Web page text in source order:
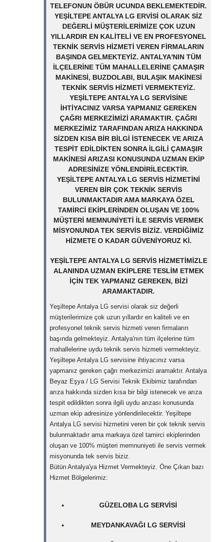
TELEFONUN ÖBÜR UCUNDA BEKLEMEKTEDIR.
YEŞILTEPE ANTALYA LG ERVISI OLARAK SIZ
DEĞERLI MÜŞTERILERIMIZE ÇOK UZUN
YILLARDIR EN KALITELI VE EN PROFESYONEL
TEKNIK SERVIS HIZMETI VEREN FIRMALARIN
BAŞINDA GELMEKTEYIZ. ANTALYA'NIN TÜM
ILÇELERINE TÜM MAHALLELERINE ÇAMAŞIR
MAKINESI, BUZDOLABI, BULAŞIK MAKINESI
TEKNIK SERVIS HIZMETI VERMEKTEYIZ.
YEŞILTEPE ANTALYA LG SERVISINE
IHTIYACINIZ VARSA YAPMANIZ GEREKEN
ÇAĞRI MERKEZIMIZI ARAMAKTIR. ÇAĞRI
MERKEZIMIZ TARAFINDAN ARIZA HAKKINDA
SIZDEN KISA BIR BILGI ISTENECEK VE ARIZA
TESPIT EDILDIKTEN SONRA ILGILI ÇAMAŞIR
MAKINESI ARIZASI KONUSUNDA UZMAN EKIP
ADRESINIZE YÖNLENDIRILECEKTIR.
YEŞILTEPE ANTALYA LG SERVIS HIZMETINI
VEREN BIR ÇOK TEKNIK SERVIS
BULUNMAKTADIR AMA MARKAYA ÖZEL
TAMIRCI EKIPLERINDEN OLUŞAN VE 100%
MÜŞTERI MEMNUNIYETI ILE SERVIS VERMEK
MISYONUNDA TEK SERVIS BIZIZ. VERDIĞIMIZ
HIZMETE O KADAR GÜVENIYORUZ KI.
YEŞILTEPE ANTALYA LG SERVIS HIZMETIMIZLE
ALANINDA UZMAN EKIPLERE TESLIM ETMEK
IÇIN TEK YAPMANIZ GEREKEN, BIZI
ARAMAKTADIR.
Yeşiltepe Antalya LG servisi olarak siz değerli
müşterilerimize çok uzun yıllardır en kaliteli ve en
profesyonel teknik servis hizmeti veren firmaların
başında gelmekteyiz. Antalya'nın tüm ilçelerine tüm
mahallelerine uydu teknik servis hizmeti vermekteyiz.
Yeşiltepe Antalya LG servisine ihtiyacınız varsa
yapmanız gereken çağrı merkezimizi aramaktır. Antalya
Beyaz Eşya / LG Servisi Teknik Ekibimiz tarafından
arıza hakkında sizden kısa bir bilgi istenecek ve arıza
tespit edildikten sonra ilgili uydu arızası konusunda
uzman ekip adresinize yönlendirilecektir. Yeşiltepe
Antalya LG servisi hizmetini veren bir çok teknik servis
bulunmaktadır ama markaya özel tamirci ekiplerinden
oluşan ve 100% müşteri memnuniyeti ile servis vermek
misyonunda tek servis biziz.
Bütün Antalya'ya Hizmet Vermekteyiz. Öne Çıkan bazı
Hizmet Bölgelerimiz:
GÜZELOBA LG SERVISI
MEYDANKAVAĞI LG SERVISI